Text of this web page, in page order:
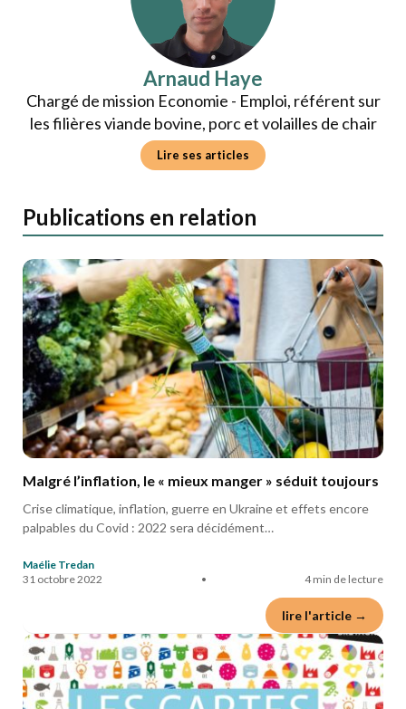
Arnaud Haye
Chargé de mission Economie - Emploi, référent sur
les filières viande bovine, porc et volailles de chair
Lire ses articles
Publications en relation
Malgré l’inflation, le « mieux manger » séduit toujours
Crise climatique, inflation, guerre en Ukraine et effets encore
palpables du Covid : 2022 sera décidément…
Maélie Tredan
31 octobre 2022
• 4 min de lecture
lire l'article →